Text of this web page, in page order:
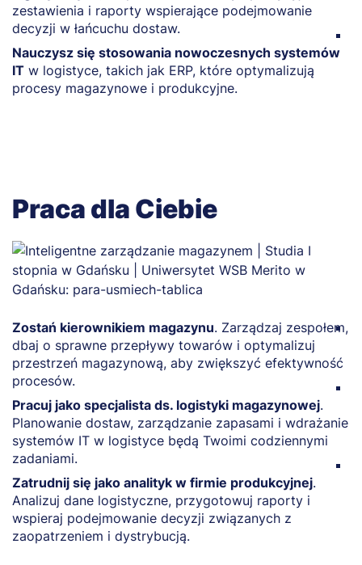
zestawienia i raporty wspierające podejmowanie
decyzji w łańcuchu dostaw.
Nauczysz się stosowania nowoczesnych systemów
IT w logistyce, takich jak ERP, które optymalizują
procesy magazynowe i produkcyjne.
Praca dla Ciebie
Zostań kierownikiem magazynu. Zarządzaj zespołem,
dbaj o sprawne przepływy towarów i optymalizuj
przestrzeń magazynową, aby zwiększyć efektywność
procesów.
Pracuj jako specjalista ds. logistyki magazynowej.
Planowanie dostaw, zarządzanie zapasami i wdrażanie
systemów IT w logistyce będą Twoimi codziennymi
zadaniami.
Zatrudnij się jako analityk w firmie produkcyjnej.
Analizuj dane logistyczne, przygotowuj raporty i
wspieraj podejmowanie decyzji związanych z
zaopatrzeniem i dystrybucją.